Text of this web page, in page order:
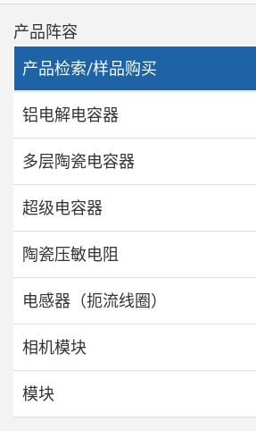
产品阵容
产品检索/样品购买
铝电解电容器
多层陶瓷电容器
超级电容器
陶瓷压敏电阻
电感器（扼流线圈）
相机模块
模块